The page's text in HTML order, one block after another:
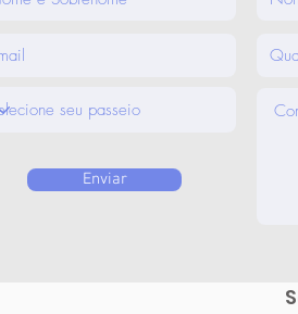
Enviar